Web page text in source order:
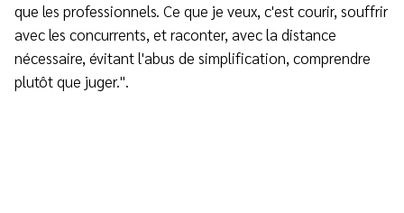
que les professionnels. Ce que je veux, c'est courir, souffrir
avec les concurrents, et raconter, avec la distance
nécessaire, évitant l'abus de simplification, comprendre
plutôt que juger.".